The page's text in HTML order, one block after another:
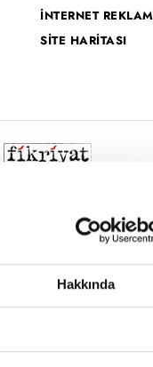
Hakkında
İNTERNET REKLAM
SİTE HARİTASI